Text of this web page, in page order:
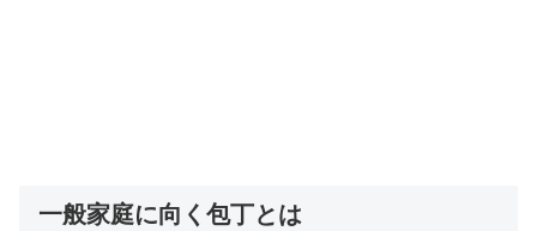
一般家庭に向く包丁とは